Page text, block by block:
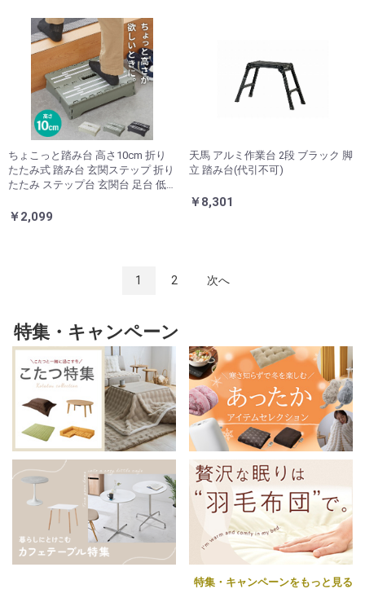
ちょこっと踏み台 高さ10cm 折り
たたみ式 踏み台 玄関ステップ 折り
たたみ ステップ台 玄関台 足台 低
降 病院 洗面所 キッチン コンパク
￥2,099
天馬 アルミ作業台 2段 ブラック 脚
立 踏み台(代引不可)
￥8,301
1 2 次へ
特集・キャンペーン
特集・キャンペーンをもっと見る